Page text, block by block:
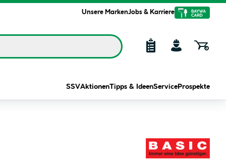
Unsere MarkenJobs & Karriere
SSVAktionenTipps & IdeenService Prospekte